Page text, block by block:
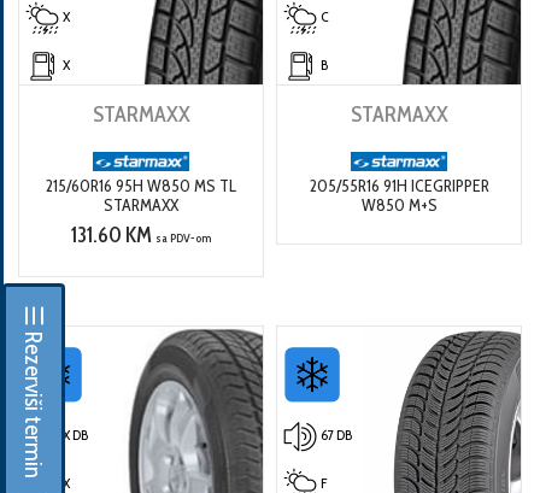
☰ Rezerviši termin
X
X
STARMAXX
215/60R16 95H W850 MS TL
STARMAXX
131.60 KM sa PDV-om
C
B
STARMAXX
205/55R16 91H ICEGRIPPER
W850 M+S
X DB
X
67 DB
F